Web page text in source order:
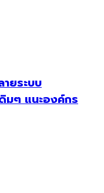
ยระบบ
มๆ แนะองค์กร